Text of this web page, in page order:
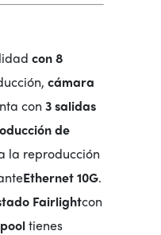
con 8
cámara
con 3 salidas
de
la reproducción
Ethernet 10G.
Fairlightcon
tienes